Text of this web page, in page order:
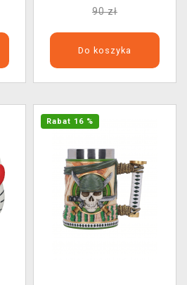
90 zł
Do koszyka
Rabat 16 %